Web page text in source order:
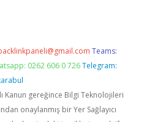
Teams:
0262 606 0 726 Telegram:
Kanun gereğince Bilgi Teknolojileri
onaylanmış bir Yer Sağlayıcı